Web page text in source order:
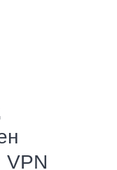
VPN